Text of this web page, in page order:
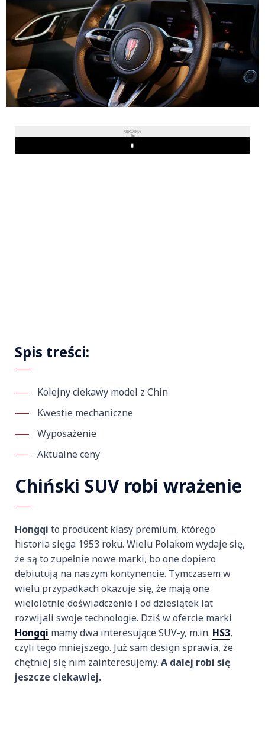
REKLAMA
Play
Spis treści:
Kolejny ciekawy model z Chin
Kwestie mechaniczne
Wyposażenie
Aktualne ceny
Chiński SUV robi wrażenie
Hongqi to producent klasy premium, którego
historia sięga 1953 roku. Wielu Polakom wydaje się,
że są to zupełnie nowe marki, bo one dopiero
debiutują na naszym kontynencie. Tymczasem w
wielu przypadkach okazuje się, że mają one
wieloletnie doświadczenie i od dziesiątek lat
rozwijali swoje technologie. Dziś w ofercie marki
Hongqi mamy dwa interesujące SUV-y, m.in. HS3,
czyli tego mniejszego. Już sam design sprawia, że
chętniej się nim zainteresujemy. A dalej robi się
jeszcze ciekawiej.